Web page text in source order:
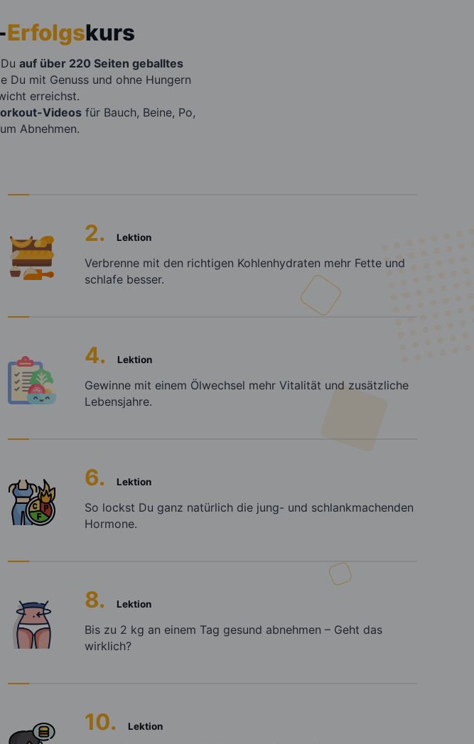
Erfolgskurs
auf über 220 Seiten geballtes
Du mit Genuss und ohne Hungern
erreichst.
Videos für Bauch, Beine, Po,
Abnehmen.
2. Lektion
Verbrenne mit den richtigen Kohlenhydraten mehr Fette und
schlafe besser.
4. Lektion
Gewinne mit einem Ölwechsel mehr Vitalität und zusätzliche
Lebensjahre.
6. Lektion
So lockst Du ganz natürlich die jung- und schlankmachenden
Hormone.
8. Lektion
Bis zu 2 kg an einem Tag gesund abnehmen – Geht das
wirklich?
10. Lektion